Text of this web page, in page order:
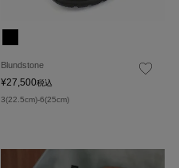
Blundstone
¥27,500税込
3(22.5cm)-6(25cm)